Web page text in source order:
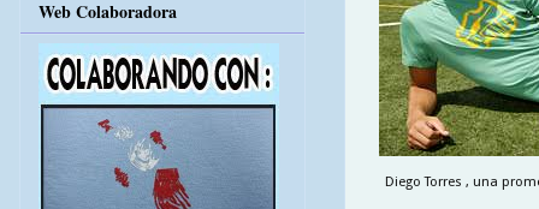
Diego Torres , una
Web Colaboradora